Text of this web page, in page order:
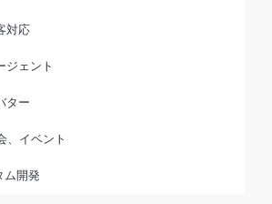
対応
ジェント
ター
、イベント
ム開発